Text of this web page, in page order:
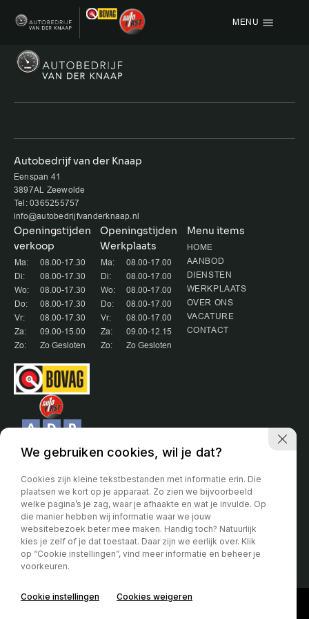
MENU
Menu items
HOME
VERKOCHT
CONTACT
Autobedrijf van der Knaap
Eenspan 41
3897AL Zeewolde
Tel: 0365255757
info@autobedrijfvanderknaap.nl
Openingstijden
verkoop
Ma:
08.00-17.30
Di:
08.00-17.30
Wo:
08.00-17.30
Do:
08.00-17.30
Vr:
08.00-17.30
Za:
09.00-15.00
Zo:
Zo Gesloten
Openingstijden
Werkplaats
Ma:
08.00-17.00
Di:
08.00-17.00
Wo:
08.00-17.00
Do:
08.00-17.00
Vr:
08.00-17.00
Za:
09.00-12.15
Zo:
Zo Gesloten
Menu items
HOME
AANBOD
DIENSTEN
WERKPLAATS
OVER ONS
VACATURE
CONTACT
Partner van:
Voor de algemene voorwaarden hanteren wij de voorwaarde van de
Bovag. Deze kunt u vinden op de site van de Bovag.
Privacy verklaring
We gebruiken cookies, wil je dat?
Cookies zijn kleine tekstbestanden met informatie erin. Die
plaatsen we kort op je apparaat. Zo zien we bijvoorbeeld
welke pagina’s je zag, waar je afhaakte en wat je invulde. Op
die manier hebben wij informatie waar we jouw
websitebezoek beter mee maken. Handig toch? Natuurlijk
kies je zelf of je dat toestaat. Daar zijn we eerlijk over. Klik
op “Cookie instellingen”, vind meer informatie en beheer je
voorkeuren.
Cookie instellingen Cookies weigeren